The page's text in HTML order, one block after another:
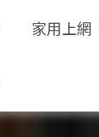
家用上網